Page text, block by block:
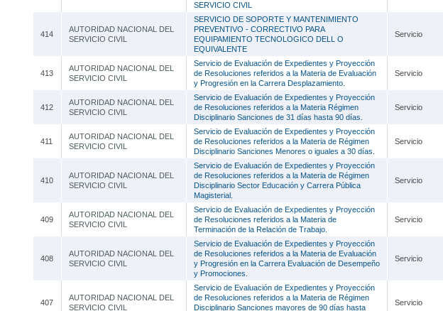
SERVICIO CIVIL
414
AUTORIDAD NACIONAL DEL
SERVICIO CIVIL
SERVICIO DE SOPORTE Y MANTENIMIENTO
PREVENTIVO - CORRECTIVO PARA
EQUIPAMIENTO TECNOLOGICO DELL O
EQUIVALENTE
Servicio
413
AUTORIDAD NACIONAL DEL
SERVICIO CIVIL
Servicio de Evaluación de Expedientes y Proyección
de Resoluciones referidos a la Materia de Evaluación
y Progresión en la Carrera Desplazamiento.
Servicio
412
AUTORIDAD NACIONAL DEL
SERVICIO CIVIL
Servicio de Evaluación de Expedientes y Proyección
de Resoluciones referidos a la Materia Régimen
Disciplinario Sanciones de 31 días hasta 90 días.
Servicio
411
AUTORIDAD NACIONAL DEL
SERVICIO CIVIL
Servicio de Evaluación de Expedientes y Proyección
de Resoluciones referidos a la Materia de Régimen
Disciplinario Sanciones Menores o iguales a 30 días.
Servicio
410
AUTORIDAD NACIONAL DEL
SERVICIO CIVIL
Servicio de Evaluación de Expedientes y Proyección
de Resoluciones referidos a la Materia de Régimen
Disciplinario Sector Educación y Carrera Pública
Magisterial.
Servicio
409
AUTORIDAD NACIONAL DEL
SERVICIO CIVIL
Servicio de Evaluación de Expedientes y Proyección
de Resoluciones referidos a la Materia de
Terminación de la Relación de Trabajo.
Servicio
408
AUTORIDAD NACIONAL DEL
SERVICIO CIVIL
Servicio de Evaluación de Expedientes y Proyección
de Resoluciones referidos a la Materia de Evaluación
y Progresión en la Carrera Evaluación de Desempeño
y Promociones.
Servicio
407
AUTORIDAD NACIONAL DEL
SERVICIO CIVIL
Servicio de Evaluación de Expedientes y Proyección
de Resoluciones referidos a la Materia de Régimen
Disciplinario Sanciones mayores de 90 días hasta
Servicio